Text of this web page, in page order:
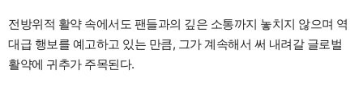
전방위적 활약 속에서도 팬들과의 깊은 소통까지 놓치지 않으며 역
대급 행보를 예고하고 있는 만큼, 그가 계속해서 써 내려갈 글로벌
활약에 귀추가 주목된다.